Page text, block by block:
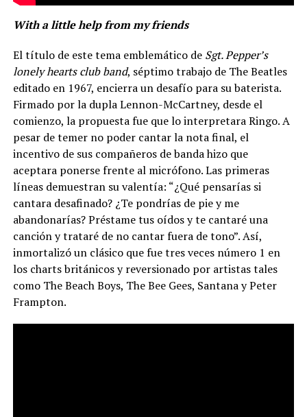
With a little help from my friends
El título de este tema emblemático de Sgt. Pepper’s
lonely hearts club band, séptimo trabajo de The Beatles
editado en 1967, encierra un desafío para su baterista.
Firmado por la dupla Lennon-McCartney, desde el
comienzo, la propuesta fue que lo interpretara Ringo. A
pesar de temer no poder cantar la nota final, el
incentivo de sus compañeros de banda hizo que
aceptara ponerse frente al micrófono. Las primeras
líneas demuestran su valentía: “¿Qué pensarías si
cantara desafinado? ¿Te pondrías de pie y me
abandonarías? Préstame tus oídos y te cantaré una
canción y trataré de no cantar fuera de tono”. Así,
inmortalizó un clásico que fue tres veces número 1 en
los charts británicos y reversionado por artistas tales
como The Beach Boys, The Bee Gees, Santana y Peter
Frampton.